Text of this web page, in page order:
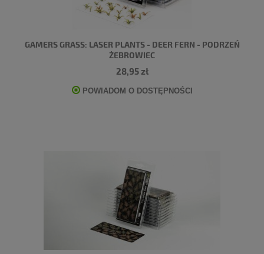
GAMERS GRASS: LASER PLANTS - DEER FERN - PODRZEŃ
ŻEBROWIEC
28,95 zł
POWIADOM O DOSTĘPNOŚCI